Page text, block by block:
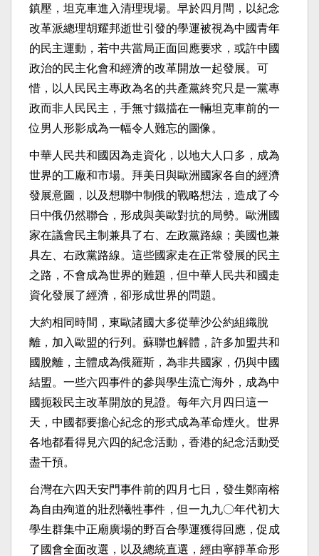
鎮壓，坦克車進入清理現場。早於四月間，以紀念
改革派總理胡耀邦逝世引發的學運被視為中國青年
的民主運動，若中共當局正面回應要求，或許中國
政治的民主化會和經濟的改革開放一起發展。可
惜，以人民民主專政為名的共產黨終究只是一黨專
政而非人民民主，手無寸鐵擋在一輛坦克車前的一
位男人形影成為一幅令人難忘的圖像。
中華人民共和國因為走資化，以地大人口多，成為
世界的工廠和市場。拜美日與歐洲國家各自的經濟
發展意圖，以及想聯中制俄的戰略想法，造成了今
日中俄仍然聯合，形成與美歐對抗的局勢。歐洲國
家在議會民主制兼具了右、左政黨路線；美國也兼
具左、右政黨路線。這些國家走在正常發展的民主
之路，不會成為世界的難題，但中華人民共和國走
資化發展了經濟，卻形成世界的問題。
大約相同時間，東歐諸國大多從華沙公約組織脫
離，加入歐盟的行列。蘇聯也解體，許多加盟共和
國脫離，主體成為俄羅斯，為非共國家，仍與中國
結盟。一些六四事件的參與學生流亡海外，成為中
國扼殺民主改革開放的見證。每年六月四日這一
天，中國都要擔心紀念的形式成為革命煙火。世界
各地都看得見六四的紀念活動，香港的紀念活動受
盡干預。
台灣在六四天安門事件前的四月七日，發生鄭南榕
為自由殉道的壯烈犧牲事件，但一九九〇年代初大
學生群集中正廟廣場的野百合學運獲得回應，促成
了國會全面改選，以及總統直選，經由寧靜革命形